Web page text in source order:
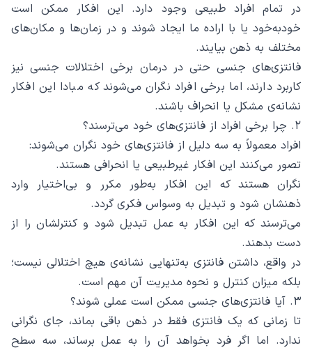
در تمام افراد طبیعی وجود دارد. این افکار ممکن است
خود‌به‌خود یا با اراده ما ایجاد شوند و در زمان‌ها و مکان‌های
مختلف به ذهن بیایند.
فانتزی‌های جنسی حتی در درمان برخی اختلالات جنسی نیز
کاربرد دارند، اما برخی افراد نگران می‌شوند که مبادا این افکار
نشانه‌ی مشکل یا انحراف باشند.
۲. چرا برخی افراد از فانتزی‌های خود می‌ترسند؟
افراد معمولاً به سه دلیل از فانتزی‌های خود نگران می‌شوند:
تصور می‌کنند این افکار غیرطبیعی یا انحرافی هستند.
نگران هستند که این افکار به‌طور مکرر و بی‌اختیار وارد
ذهنشان شود و تبدیل به وسواس فکری گردد.
می‌ترسند که این افکار به عمل تبدیل شود و کنترلشان را از
دست بدهند.
در واقع، داشتن فانتزی به‌تنهایی نشانه‌ی هیچ اختلالی نیست؛
بلکه میزان کنترل و نحوه مدیریت آن مهم است.
۳. آیا فانتزی‌های جنسی ممکن است عملی شوند؟
تا زمانی که یک فانتزی فقط در ذهن باقی بماند، جای نگرانی
ندارد. اما اگر فرد بخواهد آن را به عمل برساند، سه سطح